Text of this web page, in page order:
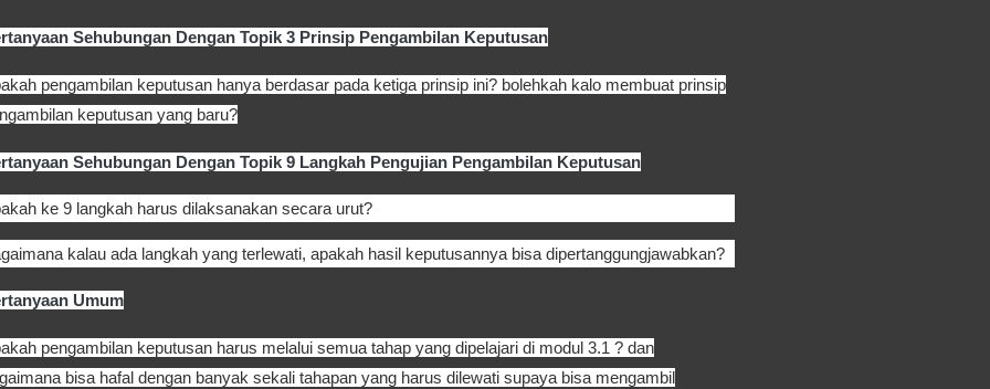
Sehubungan Dengan Topik 3 Prinsip Pengambilan Keputusan
pengambilan keputusan hanya berdasar pada ketiga prinsip ini? bolehkah kalo membuat prinsip
keputusan yang baru?
Sehubungan Dengan Topik 9 Langkah Pengujian Pengambilan Keputusan
ke 9 langkah harus dilaksanakan secara urut?
kalau ada langkah yang terlewati, apakah hasil keputusannya bisa dipertanggungjawabkan?
Umum
pengambilan keputusan harus melalui semua tahap yang dipelajari di modul 3.1 ? dan
bisa hafal dengan banyak sekali tahapan yang harus dilewati supaya bisa mengambil